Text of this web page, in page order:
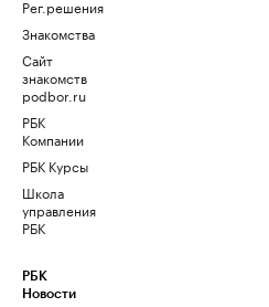
Рег.решения
Знакомства
Сайт
знакомств
podbor.ru
РБК
Компании
РБК Курсы
Школа
управления
РБК
РБК
Новости